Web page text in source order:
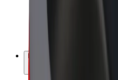
Bolt Plus
Keress a Bolttal